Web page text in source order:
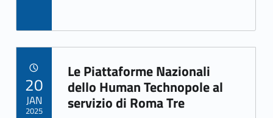
Link identifier archive #link-archive-23804
Le Piattaforme Nazionali
dello Human Technopole al
servizio di Roma Tre
20
JAN
2025